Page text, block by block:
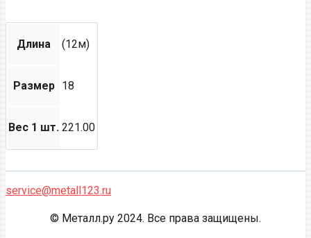
Длина (12м)
Размер 18
Вес 1 шт. 221.00
service@metall123.ru
© Металл.ру 2024. Все права защищены.